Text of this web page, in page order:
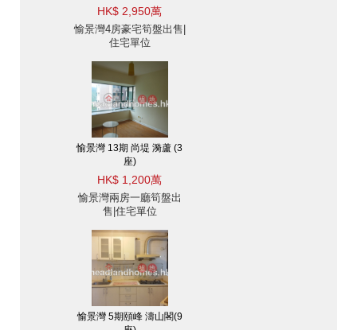
HK$ 2,950萬
愉景灣4房豪宅筍盤出售|
住宅單位
愉景灣 13期 尚堤 漪蘆 (3
座)
HK$ 1,200萬
愉景灣兩房一廳筍盤出
售|住宅單位
愉景灣 5期頤峰 濤山閣(9